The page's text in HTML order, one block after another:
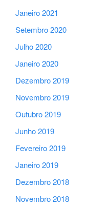
Janeiro 2021
Setembro 2020
Julho 2020
Janeiro 2020
Dezembro 2019
Novembro 2019
Outubro 2019
Junho 2019
Fevereiro 2019
Janeiro 2019
Dezembro 2018
Novembro 2018